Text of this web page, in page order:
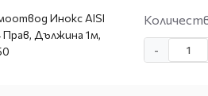
Инокс AISI
Прав, Дължина 1м,
-